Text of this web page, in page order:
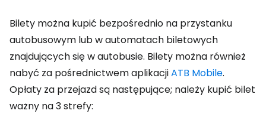
Bilety można kupić bezpośrednio na przystanku
autobusowym lub w automatach biletowych
znajdujących się w autobusie. Bilety można również
nabyć za pośrednictwem aplikacjiATB Mobile.
Opłaty za przejazd są następujące; należy kupić bilet
ważny na 3 strefy: